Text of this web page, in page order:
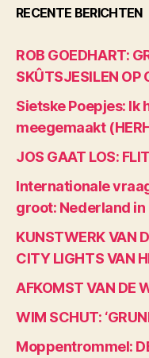
RECENTE BERICHTEN
ROB GOEDHART:
SKÛTSJESILEN OP
Sietske Poepjes: Ik
meegemaakt
JOS GAAT LOS:
Internationale
groot: Nederland
KUNSTWERK VAN
CITY LIGHTS VAN
AFKOMST VAN DE
WIM SCHUT:
Moppentrommel: